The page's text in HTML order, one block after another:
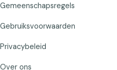
Gemeenschapsregels
Gebruiksvoorwaarden
Privacybeleid
Over ons